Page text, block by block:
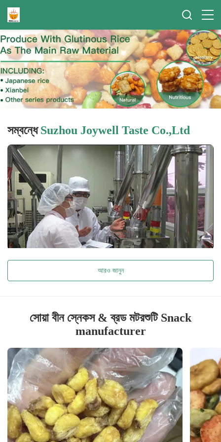
সম্বন্ধেSuzhou Joywell Taste Co.,Ltd
আরও জানুন
সোয়া বীন স্নেকস & ব্রড মটরশুটি Snack
manufacturer